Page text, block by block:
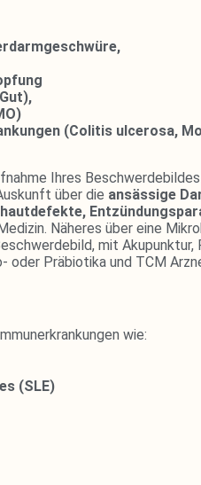
(Colitis ulcerosa,
Ihres
über die ansässige
Näheres über eine
mit
oder Präbiotika und TCM
wie:
(SLE)